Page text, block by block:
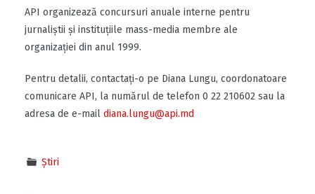
API organizează concursuri anuale interne pentru
jurnaliştii şi instituţiile mass-media membre ale
organizaţiei din anul 1999.
Pentru detalii, contactați-o pe Diana Lungu, coordonatoare
comunicare API, la numărul de telefon 0 22 210602 sau la
adresa de e-mail diana.lungu@api.md
Știri